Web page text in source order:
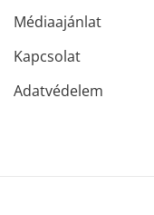
Médiaajánlat
Kapcsolat
Adatvédelem